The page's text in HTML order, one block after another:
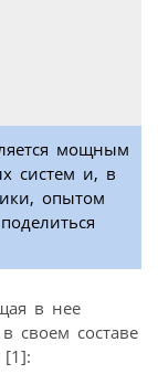
мощным
систем и, в
опытом
в нее
своем составе
[1]: